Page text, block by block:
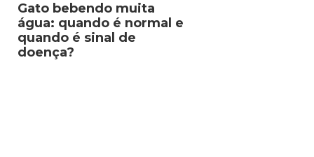
Gato bebendo muita
água: quando é normal e
quando é sinal de
doença?